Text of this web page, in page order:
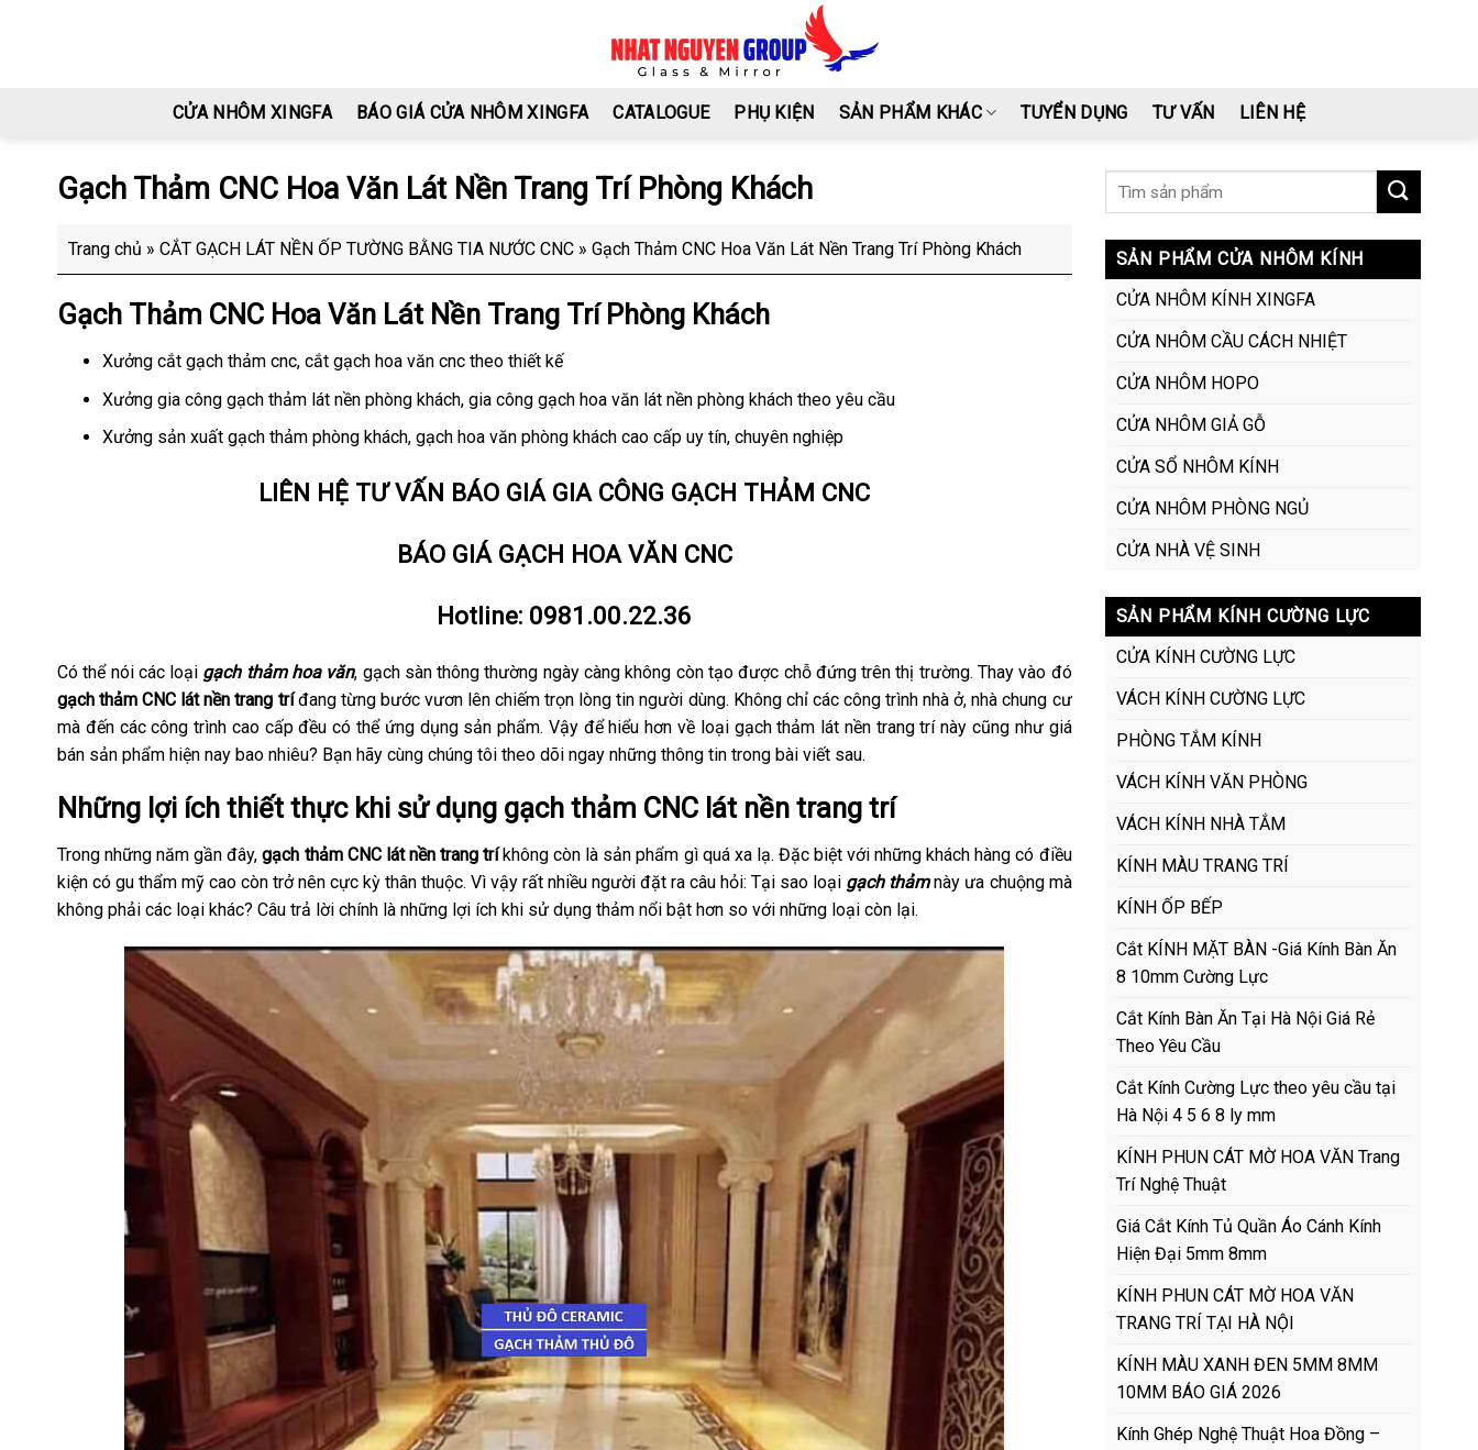
CỬA NHÔM XINGFA BÁO GIÁ CỬA NHÔM XINGFA CATALOGUE PHỤ KIỆN SẢN PHẨM KHÁC TUYỂN DỤNG TƯ VẤN LIÊN HỆ
Gạch Thảm CNC Hoa Văn Lát Nền Trang Trí Phòng Khách
Trang chủ » CẮT GẠCH LÁT NỀN ỐP TƯỜNG BẰNG TIA NƯỚC CNC » Gạch Thảm CNC Hoa Văn Lát Nền Trang Trí Phòng Khách
Gạch Thảm CNC Hoa Văn Lát Nền Trang Trí Phòng Khách
Xưởng cắt gạch thảm cnc, cắt gạch hoa văn cnc theo thiết kế
Xưởng gia công gạch thảm lát nền phòng khách, gia công gạch hoa văn lát nền phòng khách theo yêu cầu
Xưởng sản xuất gạch thảm phòng khách, gạch hoa văn phòng khách cao cấp uy tín, chuyên nghiệp
LIÊN HỆ TƯ VẤN BÁO GIÁ GIA CÔNG GẠCH THẢM CNC
BÁO GIÁ GẠCH HOA VĂN CNC
Hotline: 0981.00.22.36
Có thể nói các loại gạch thảm hoa văn, gạch sàn thông thường ngày càng không còn tạo được chỗ đứng trên thị trường. Thay vào đó
gạch thảm CNC lát nền trang tríđang từng bước vươn lên chiếm trọn lòng tin người dùng. Không chỉ các công trình nhà ở, nhà chung cư
mà đến các công trình cao cấp đều có thể ứng dụng sản phẩm. Vậy để hiểu hơn về loại gạch thảm lát nền trang trí này cũng như giá
bán sản phẩm hiện nay bao nhiêu? Bạn hãy cùng chúng tôi theo dõi ngay những thông tin trong bài viết sau.
Những lợi ích thiết thực khi sử dụng gạch thảm CNC lát nền trang trí
Trong những năm gần đây,gạch thảm CNC lát nền trang tríkhông còn là sản phẩm gì quá xa lạ. Đặc biệt với những khách hàng có điều
kiện có gu thẩm mỹ cao còn trở nên cực kỳ thân thuộc. Vì vậy rất nhiều người đặt ra câu hỏi: Tại sao loại gạch thảmnày ưa chuộng mà
không phải các loại khác? Câu trả lời chính là những lợi ích khi sử dụng thảm nổi bật hơn so với những loại còn lại.
SẢN PHẨM CỬA NHÔM KÍNH
CỬA NHÔM KÍNH XINGFA
CỬA NHÔM CẦU CÁCH NHIỆT
CỬA NHÔM HOPO
CỬA NHÔM GIẢ GỖ
CỬA SỔ NHÔM KÍNH
CỬA NHÔM PHÒNG NGỦ
CỬA NHÀ VỆ SINH
SẢN PHẨM KÍNH CƯỜNG LỰC
CỬA KÍNH CƯỜNG LỰC
VÁCH KÍNH CƯỜNG LỰC
PHÒNG TẮM KÍNH
VÁCH KÍNH VĂN PHÒNG
VÁCH KÍNH NHÀ TẮM
KÍNH MÀU TRANG TRÍ
KÍNH ỐP BẾP
Cắt KÍNH MẶT BÀN -Giá Kính Bàn Ăn
8 10mm Cường Lực
Cắt Kính Bàn Ăn Tại Hà Nội Giá Rẻ
Theo Yêu Cầu
Cắt Kính Cường Lực theo yêu cầu tại
Hà Nội 4 5 6 8 ly mm
KÍNH PHUN CÁT MỜ HOA VĂN Trang
Trí Nghệ Thuật
Giá Cắt Kính Tủ Quần Áo Cánh Kính
Hiện Đại 5mm 8mm
KÍNH PHUN CÁT MỜ HOA VĂN
TRANG TRÍ TẠI HÀ NỘI
KÍNH MÀU XANH ĐEN 5MM 8MM
10MM BÁO GIÁ 2026
Kính Ghép Nghệ Thuật Hoa Đồng –